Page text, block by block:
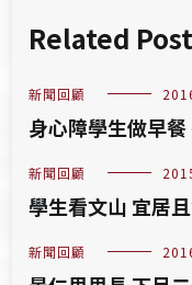
Related
新聞回顧
身心障學生做早
新聞回顧
學生看文山 宜居
新聞回顧